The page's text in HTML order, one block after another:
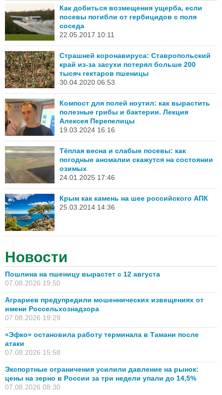
Как добиться возмещения ущерба, если
посевы погибли от гербицидов с поля
соседа
22.05.2017 10:11
Страшней коронавируса: Ставропольский
край из-за засухи потерял больше 200
тысяч гектаров пшеницы
30.04.2020 06:53
Компост для полей ноутил: как вырастить
полезные грибы и бактерии. Лекция
Алексея Перепелицы
19.03.2024 16:16
Тёплая весна и слабые посевы: как
погодные аномалии скажутся на состоянии
озимых
24.01.2025 17:46
Крым как камень на шее российского АПК
25.03.2014 14:36
Новости
Пошлина на пшеницу вырастет с 12 августа
07.08.2026 19:50
Аграриев предупредили мошеннических извещениях от
имени Россельхознадзора
07.08.2026 19:29
«Эфко» остановила работу терминала в Тамани после
атаки
07.08.2026 15:58
Экспортные ограничения усилили давление на рынок:
цены на зерно в России за три недели упали до 14,5%
07.08.2026 08:30